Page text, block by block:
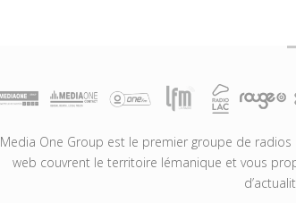
Media One Group est le premier groupe de radios
web couvrent le territoire lémanique et vous